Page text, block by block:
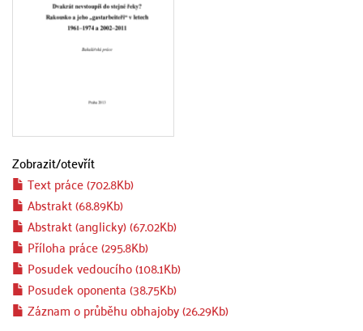
Zobrazit/otevřít
Text práce (702.8Kb)
Abstrakt (68.89Kb)
Abstrakt (anglicky) (67.02Kb)
Příloha práce (295.8Kb)
Posudek vedoucího (108.1Kb)
Posudek oponenta (38.75Kb)
Záznam o průběhu obhajoby (26.29Kb)